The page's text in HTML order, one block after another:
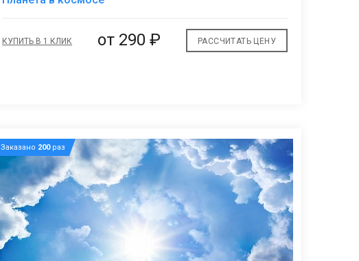
КУПИТЬ В 1 КЛИК от 290 ₽ РАССЧИТАТЬ ЦЕНУ
Заказано 200раз